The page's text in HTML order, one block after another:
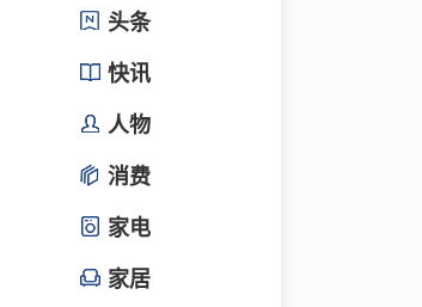
头条
快讯
人物
消费
家电
家居